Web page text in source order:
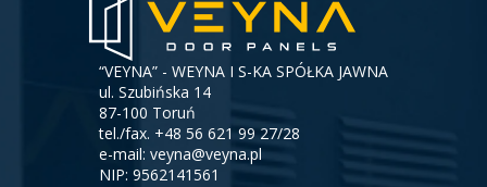
“VEYNA” - WEYNA I S-KA SPÓŁKA JAWNA
ul. Szubińska 14
87-100 Toruń
tel./fax. +48 56 621 99 27/28
e-mail: veyna@veyna.pl
NIP: 9562141561